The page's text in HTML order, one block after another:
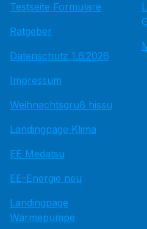
Testseite Formulare
Ratgeber
Datenschutz 1.6.2026
Impressum
Weihnachtsgruß hissu
Landingpage Klima
EE Medatsu
EE-Energie neu
Landingpage
Wärmepumpe